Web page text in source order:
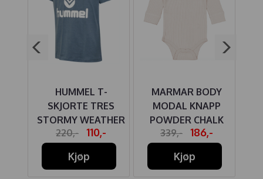
HUMMEL T-
SKJORTE TRES
STORMY WEATHER
220,-
110,-
Kjøp
MARMAR BODY
MODAL KNAPP
POWDER CHALK
339,-
186,-
Kjøp